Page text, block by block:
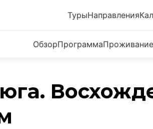
ТурыНаправления
ОбзорПрограммаПроживание